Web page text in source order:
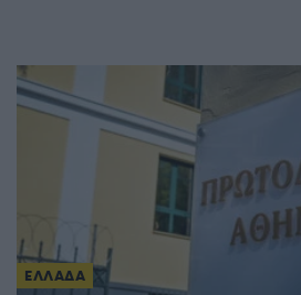
ΕΛΛΑΔΑ